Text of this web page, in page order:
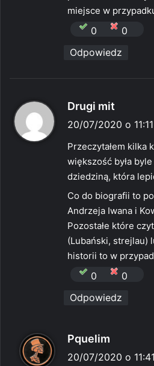
miejsce w
0
0
Odpowiedz
Drugi mit
i
z
e
20/07/2020 o 11:11
Przeczytałem kilka
większość była
dziedziną, która
Co do biografii to
Andrzeja Iwana i
Pozostałe które
(Lubański, strejlau)
historii to w
0
0
Odpowiedz
Pquelim
i
20/07/2020 o 11:41